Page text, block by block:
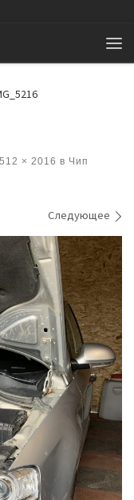
× 2016 в Чип
Следующее